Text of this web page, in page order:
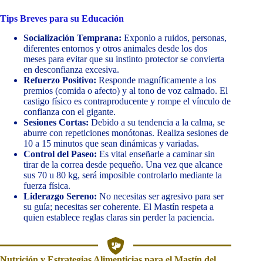
Tips Breves para su Educación
Socialización Temprana: Exponlo a ruidos, personas,
diferentes entornos y otros animales desde los dos
meses para evitar que su instinto protector se convierta
en desconfianza excesiva.
Refuerzo Positivo: Responde magníficamente a los
premios (comida o afecto) y al tono de voz calmado. El
castigo físico es contraproducente y rompe el vínculo de
confianza con el gigante.
Sesiones Cortas: Debido a su tendencia a la calma, se
aburre con repeticiones monótonas. Realiza sesiones de
10 a 15 minutos que sean dinámicas y variadas.
Control del Paseo: Es vital enseñarle a caminar sin
tirar de la correa desde pequeño. Una vez que alcance
sus 70 u 80 kg, será imposible controlarlo mediante la
fuerza física.
Liderazgo Sereno: No necesitas ser agresivo para ser
su guía; necesitas ser coherente. El Mastín respeta a
quien establece reglas claras sin perder la paciencia.